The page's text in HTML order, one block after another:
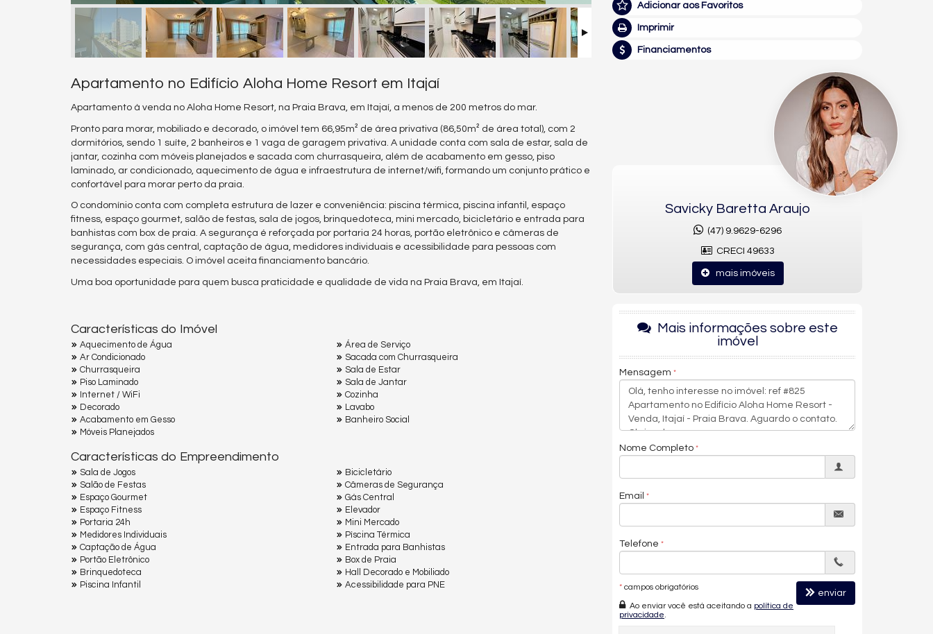
Apartamento no Edifício Aloha Home Resort em Itajaí
Apartamento à venda no Aloha Home Resort, na Praia Brava, em Itajaí, a menos de 200 metros do mar.
Pronto para morar, mobiliado e decorado, o imóvel tem 66,95m² de área privativa (86,50m² de área total), com 2
dormitórios, sendo 1 suíte, 2 banheiros e 1 vaga de garagem privativa. A unidade conta com sala de estar, sala de
jantar, cozinha com móveis planejados e sacada com churrasqueira, além de acabamento em gesso, piso
laminado, ar condicionado, aquecimento de água e infraestrutura de internet/wifi, formando um conjunto prático e
confortável para morar perto da praia.
O condomínio conta com completa estrutura de lazer e conveniência: piscina térmica, piscina infantil, espaço
fitness, espaço gourmet, salão de festas, sala de jogos, brinquedoteca, mini mercado, bicicletário e entrada para
banhistas com box de praia. A segurança é reforçada por portaria 24 horas, portão eletrônico e câmeras de
segurança, com gás central, captação de água, medidores individuais e acessibilidade para pessoas com
necessidades especiais. O imóvel aceita financiamento bancário.
Uma boa oportunidade para quem busca praticidade e qualidade de vida na Praia Brava, em Itajaí.
Características do Imóvel
Aquecimento de Água
Ar Condicionado
Churrasqueira
Piso Laminado
Internet / WiFi
Decorado
Acabamento em Gesso
Móveis Planejados
Área de Serviço
Sacada com Churrasqueira
Sala de Estar
Sala de Jantar
Cozinha
Lavabo
Banheiro Social
Características do Empreendimento
Sala de Jogos
Salão de Festas
Espaço Gourmet
Espaço Fitness
Portaria 24h
Medidores Individuais
Captação de Água
Portão Eletrônico
Brinquedoteca
Piscina Infantil
Bicicletário
Câmeras de Segurança
Gás Central
Elevador
Mini Mercado
Pìscina Térmica
Entrada para Banhistas
Box de Praia
Hall Decorado e Mobiliado
Acessibilidade para PNE
Adicionar aos Favoritos
Imprimir
Financiamentos
Savicky Baretta Araujo
(47) 9.9629-6296
CRECI 49633
mais imóveis
Mais informações sobre este
imóvel
Mensagem
Nome Completo
Email
Telefone
* campos obrigatórios
Ao enviar você está aceitando a política de
privacidade
enviar